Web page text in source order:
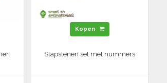
Kopen
Stapstenen set met nummers